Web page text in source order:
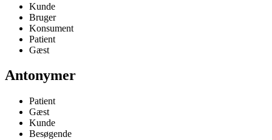
Kunde
Bruger
Konsument
Patient
Gæst
Antonymer
Patient
Gæst
Kunde
Besøgende